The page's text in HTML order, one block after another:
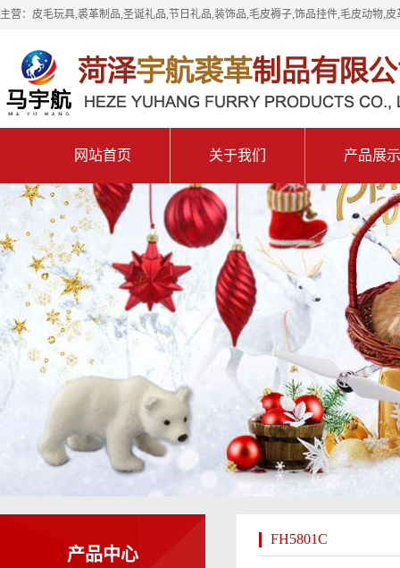
主营：皮毛玩具,裘革制品,圣诞礼品,节日礼品,装饰品,毛皮褥子,饰品挂件,毛皮动物,
网站首页 关于我们 产品展示
产品中心
FH5801C